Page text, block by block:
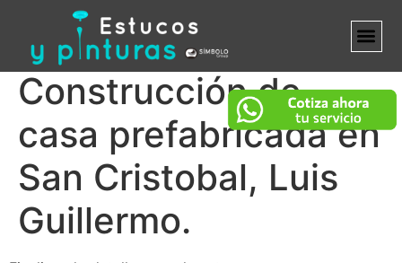
Construcción de
casa prefabricada en
San Cristobal, Luis
Guillermo.